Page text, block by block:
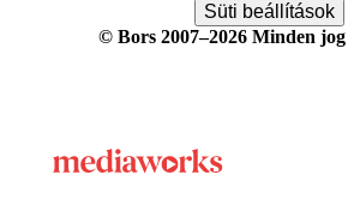
Süti beállítások
© Bors 2007–2026 Minden